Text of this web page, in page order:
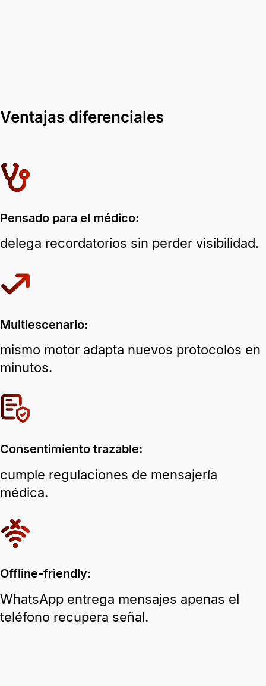
Ventajas diferenciales
Pensado para el médico:
delega recordatorios sin perder visibilidad.
Multiescenario:
mismo motor adapta nuevos protocolos en
minutos.
Consentimiento trazable:
cumple regulaciones de mensajería
médica.
Offline-friendly:
WhatsApp entrega mensajes apenas el
teléfono recupera señal.